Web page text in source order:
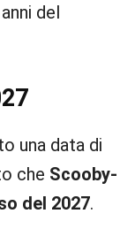
del
una data di
che Scooby-
del 2027.